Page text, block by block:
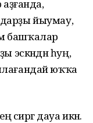
йыумау,
башҡалар
эскәндән һуң,
юҡҡа
сиргә дауа икән.